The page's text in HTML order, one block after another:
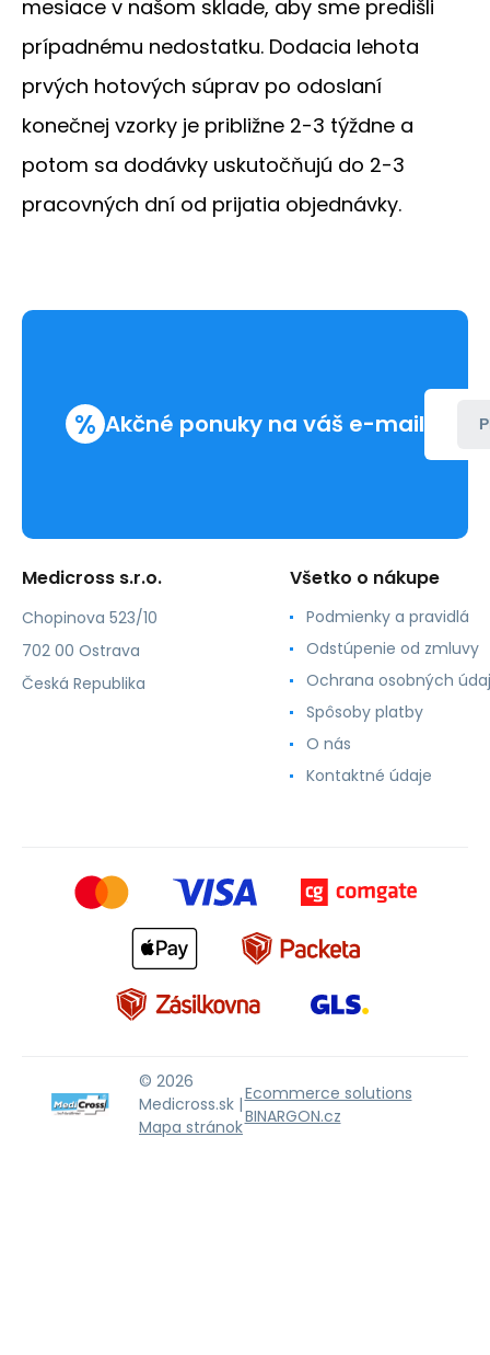
mesiace v našom sklade, aby sme predišli
prípadnému nedostatku. Dodacia lehota
prvých hotových súprav po odoslaní
konečnej vzorky je približne 2-3 týždne a
potom sa dodávky uskutočňujú do 2-3
pracovných dní od prijatia objednávky.
% Akčné ponuky na váš e-mail
Medicross s.r.o.
Chopinova 523/10
702 00 Ostrava
Česká Republika
Všetko o nákupe
Podmienky a pravidlá
Odstúpenie od zmluvy
Ochrana osobných
Spôsoby platby
O nás
Kontaktné údaje
© 2026
Medicross.sk |
Mapa stránok
Ecommerce solutions
BINARGON.cz